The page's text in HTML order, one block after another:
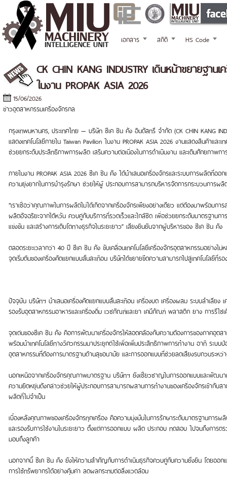
เอกสาร สถิติ HS Code
CK CHIN KANG INDUSTRY เดินหน้าขยายฐ
ในงาน PROPAK ASIA 2026
15/06/2026
ข่าวอุตสาหกรรมเครื่องจักรกล
กรุงเทพมหานคร, ประเทศไทย — บริษัท ซีเค ชิน คัง อินดัสทรี จำกัด (CK CHIN KANG
แสดงเทคโนโลยีภายใน Taiwan Pavilion ในงาน PROPAK ASIA 2026 งานแสดงสินค้าแ
ช่วยยกระดับประสิทธิภาพการผลิต เสริมความต่อเนื่องในการดำเนินงาน และเติมศักยภาพก
ภายในงาน PROPAK ASIA 2026 ซีเค ชิน คัง ได้นำเสนอเครื่องจักรและระบบการผลิตที่
ความยุ่งยากในการบำรุงรักษา ช่วยให้ผู้ ประกอบการสามารถบริหารจัดการกระบวนการ
“เราเชื่อว่าคุณภาพในการผลิตไม่ได้เกิดจากเครื่องจักรเพียงอย่างเดียว แต่ต้องมาพร้อมก
ผลิตอัจฉริยะจากไต้หวัน ควบคู่กับบริการที่รวดเร็วและใกล้ชิด เพื่อช่วยยกระดับมาตรฐานก
แข่งขัน และสร้างการเติบโตทางธุรกิจในระยะยาว” เสียงยืนยันจากผู้บริหารของ ซีเค ชิน คัง
ตลอดระยะเวลากว่า 40 ปี ซีเค ชิน คัง ขับเคลื่อนเทคโนโลยีเครื่องจักรอุตสาหกรรมอย่าง
จุดเริ่มต้นของเครื่องคัดแยกแบบสั่นสะเทือน บริษัทได้ขยายขีดความสามารถไปสู่เทคโนโลยี
ปัจจุบัน บริษัทฯ นำเสนอเครื่องคัดแยกแบบสั่นสะเทือน เครื่องบด เครื่องผสม ระบบลำเลีย
รองรับอุตสาหกรรมอาหารและเครื่องดื่ม เวชภัณฑ์และยา เคมีภัณฑ์ พลาสติก ยาง การรีไซ
จุดเด่นของซีเค ชิน คัง คือการพัฒนาเครื่องจักรให้สอดคล้องกับความต้องการของภาคอุต
พร้อมนำเทคโนโลยีทางวิศวกรรมมาประยุกต์ใช้เพื่อเพิ่มประสิทธิภาพการทำงาน อาทิ ระบบ
อุตสาหกรรมที่ต้องการมาตรฐานด้านสุขอนามัย และการออกแบบที่ช่วยลดเสียงรบกวนระหว่
นอกเหนือจากเครื่องจักรคุณภาพมาตรฐาน บริษัทฯ ยังเชี่ยวชาญในการออกแบบและพัฒนา
ความยืดหยุ่นดังกล่าวช่วยให้ผู้ประกอบการสามารถผสานการทำงานของเครื่องจักรเข้ากับ
ผลิตที่ไม่จำเป็น
เบื้องหลังคุณภาพของเครื่องจักรทุกเครื่อง คือความมุ่งมั่นในการรักษาระดับมาตรฐานกา
และรองรับการใช้งานในระยะยาว ตั้งแต่การออกแบบ ผลิต ประกอบ ทดสอบ ไปจนถึงกา
มอบถึงลูกค้า
นอกจากนี้ ซีเค ชิน คัง ยังให้ความสำคัญกับการดำเนินธุรกิจควบคู่กับความยั่งยืน โดยออก
การใช้ทรัพยากรได้อย่างคุ้มค่า ลดผลกระทบต่อสิ่งแวดล้อม